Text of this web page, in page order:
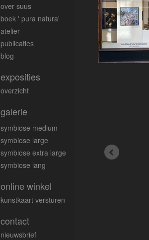
over suus
boek ' pura natura'
atelier
publicaties
blog
exposities
overzicht
galerie
symbiose medium
symbiose large
symbiose extra large
symbiose lang
online winkel
kunstkaart versturen
contact
nieuwsbrief